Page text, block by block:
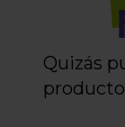
Quizás